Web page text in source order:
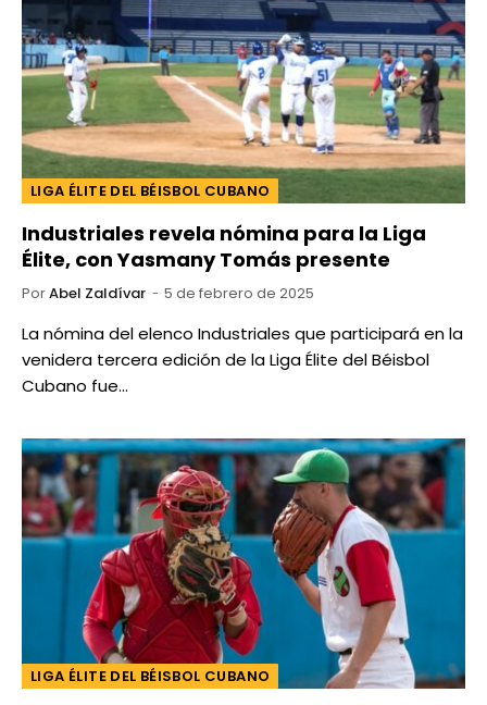
LIGA ÉLITE DEL BÉISBOL CUBANO
Industriales revela nómina para la Liga
Élite, con Yasmany Tomás presente
PorAbel Zaldívar 5 de febrero de 2025
La nómina del elenco Industriales que participará en la
venidera tercera edición de la Liga Élite del Béisbol
Cubano fue…
LIGA ÉLITE DEL BÉISBOL CUBANO